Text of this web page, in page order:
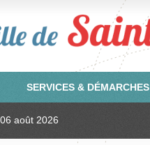
SERVICES & DÉMARCHES
août 2026